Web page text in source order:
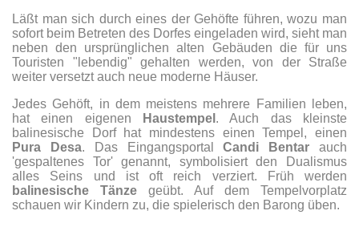
Läßt man sich durch eines der Gehöfte führen, wozu man
sofort beim Betreten des Dorfes eingeladen wird, sieht man
neben den ursprünglichen alten Gebäuden die für uns
Touristen "lebendig" gehalten werden, von der Straße
weiter versetzt auch neue moderne Häuser.
Jedes Gehöft, in dem meistens mehrere Familien leben,
hat einen eigenen
Haustempel . Auch das kleinste
balinesische Dorf hat mindestens einen Tempel, einen
Pura Desa. Das EingangsportalCandi Bentar auch
'gespaltenes Tor' genannt, symbolisiert den Dualismus
alles Seins und ist oft reich verziert. Früh werden
balinesische Tänze
geübt. Auf dem Tempelvorplatz
schauen wir Kindern zu, die spielerisch den Barong üben.